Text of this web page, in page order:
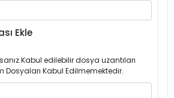
Ekle
edilebilir dosya uzantıları
Dosyaları Kabul Edilmemektedir.